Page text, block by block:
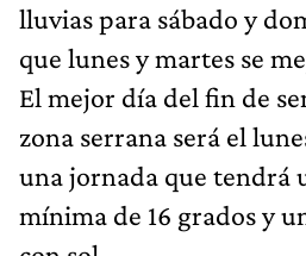
lluvias para sábado y
que lunes y martes se
El mejor día del fin de
zona serrana será el
una jornada que tendrá
mínima de 16 grados y